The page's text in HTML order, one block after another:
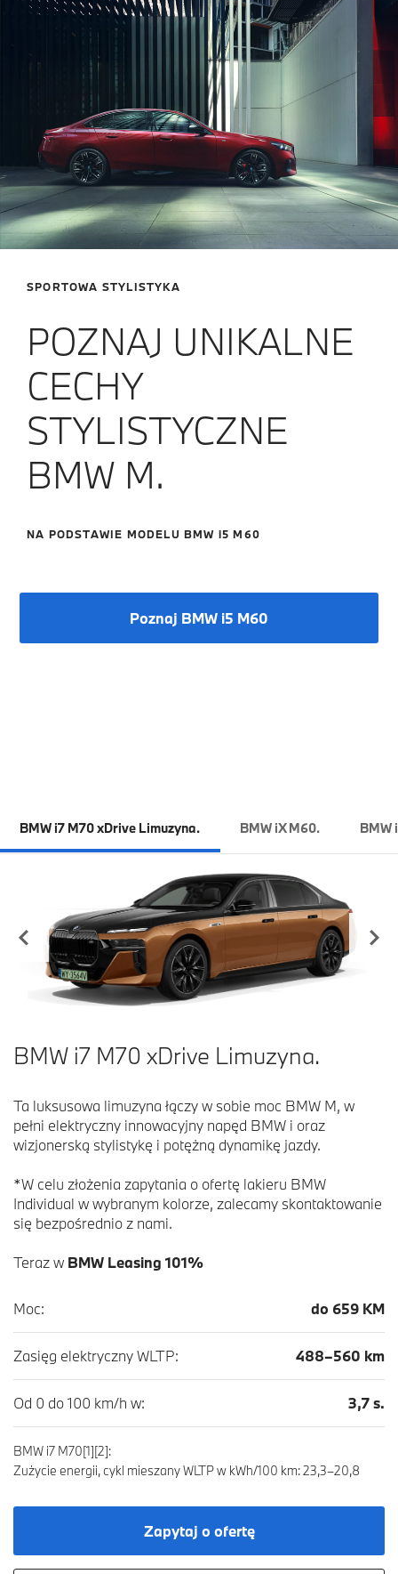
SPORTOWA STYLISTYKA
POZNAJ UNIKALNE
CECHY
STYLISTYCZNE
BMW M.
NA PODSTAWIE MODELU BMW i5 M60
Poznaj BMW i5 M60
BMW i7 M70 xDrive Limuzyna. BMW iX M60. BMW
BMW i7 M70 xDrive Limuzyna.
Ta luksusowa limuzyna łączy w sobie moc BMW M, w
pełni elektryczny innowacyjny napęd BMW i oraz
wizjonerską stylistykę i potężną dynamikę jazdy.
*W celu złożenia zapytania o ofertę lakieru BMW
Individual w wybranym kolorze, zalecamy skontaktowanie
się bezpośrednio z nami.
Teraz w BMW Leasing 101%
Moc: do 659 KM
Zasięg elektryczny WLTP: 488–560 km
Od 0 do 100 km/h w: 3,7 s.
BMW i7 M70[1][2]:
Zużycie energii, cykl mieszany WLTP w kWh/100 km: 23,3–20,8
Zapytaj o ofertę